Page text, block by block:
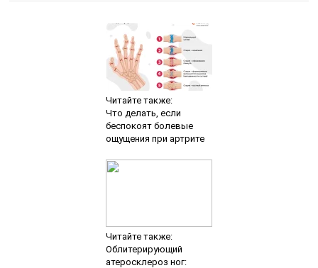
Читайте также:
Что делать, если
беспокоят болевые
ощущения при артрите
Читайте также:
Облитерирующий
атеросклероз ног: